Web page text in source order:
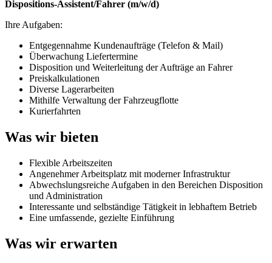
Dispositions-Assistent/Fahrer (m/w/d)
Ihre Aufgaben:
Entgegennahme Kundenaufträge (Telefon & Mail)
Überwachung Liefertermine
Disposition und Weiterleitung der Aufträge an Fahrer
Preiskalkulationen
Diverse Lagerarbeiten
Mithilfe Verwaltung der Fahrzeugflotte
Kurierfahrten
Was wir bieten
Flexible Arbeitszeiten
Angenehmer Arbeitsplatz mit moderner Infrastruktur
Abwechslungsreiche Aufgaben in den Bereichen Disposition
und Administration
Interessante und selbständige Tätigkeit in lebhaftem Betrieb
Eine umfassende, gezielte Einführung
Was wir erwarten